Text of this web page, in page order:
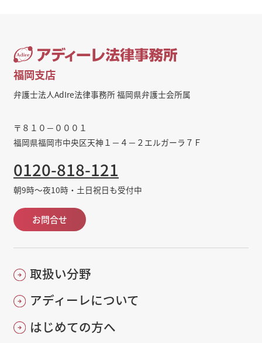
福岡支店
弁護士法人AdIre法律事務所 福岡県弁護士会所属
〒８１０－０００１
福岡県福岡市中央区天神１－４－２エルガーラ７Ｆ
0120-818-121
朝9時～夜10時・土日祝日も受付中
お問合せ
取扱い分野
アディーレについて
はじめての方へ